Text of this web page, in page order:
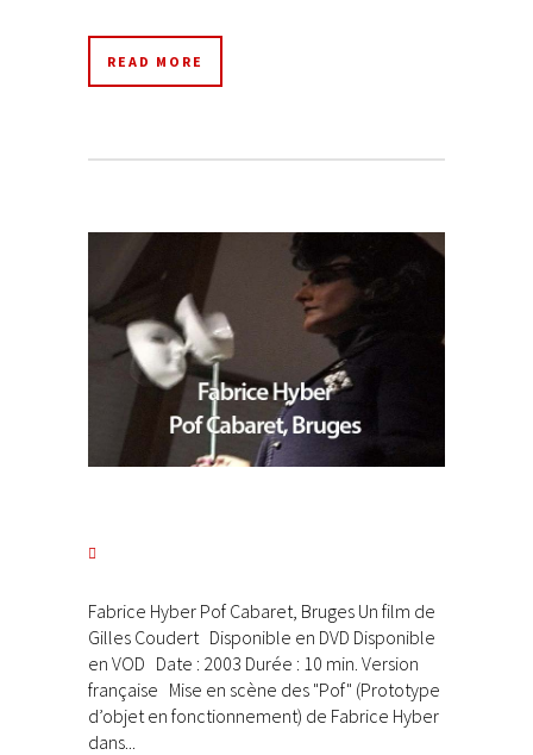
READ MORE
Fabrice Hyber Pof Cabaret, Bruges Un film de
Gilles Coudert Disponible en DVD Disponible
en VOD Date : 2003 Durée : 10 min. Version
française Mise en scène des "Pof" (Prototype
d’objet en fonctionnement) de Fabrice Hyber
dans...